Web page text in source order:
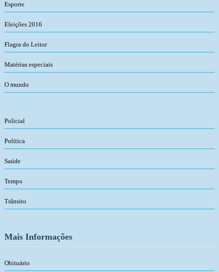
Esporte
Eleições 2016
Flagra do Leitor
Matérias especiais
O mundo
Policial
Política
Saúde
Tempo
Trânsito
Mais Informações
Obituário